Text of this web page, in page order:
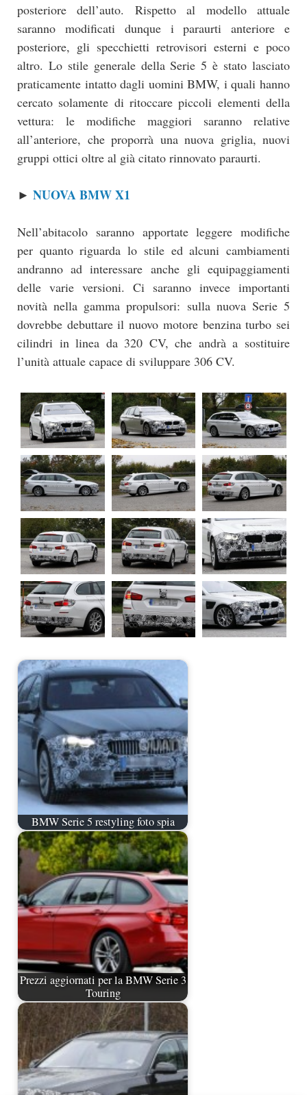
posteriore dell’auto. Rispetto al modello attuale
saranno modificati dunque i paraurti anteriore e
posteriore, gli specchietti retrovisori esterni e poco
altro. Lo stile generale della Serie 5 è stato lasciato
praticamente intatto dagli uomini BMW, i quali hanno
cercato solamente di ritoccare piccoli elementi della
vettura: le modifiche maggiori saranno relative
all’anteriore, che proporrà una nuova griglia, nuovi
gruppi ottici oltre al già citato rinnovato paraurti.
► NUOVA BMW X1
Nell’abitacolo saranno apportate leggere modifiche
per quanto riguarda lo stile ed alcuni cambiamenti
andranno ad interessare anche gli equipaggiamenti
delle varie versioni. Ci saranno invece importanti
novità nella gamma propulsori: sulla nuova Serie 5
dovrebbe debuttare il nuovo motore benzina turbo sei
cilindri in linea da 320 CV, che andrà a sostituire
l’unità attuale capace di sviluppare 306 CV.
BMW Serie 5 restyling foto spia
Prezzi aggiornati per la BMW Serie 3
Touring